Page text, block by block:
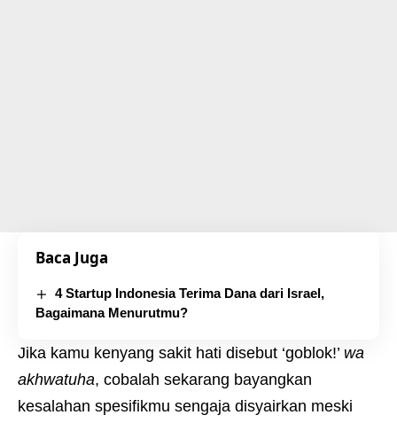
Baca Juga
4 Startup Indonesia Terima Dana dari Israel,
Bagaimana Menurutmu?
Jika kamu kenyang sakit hati disebut ‘goblok!’ wa
akhwatuha, cobalah sekarang bayangkan
kesalahan spesifikmu sengaja disyairkan meski